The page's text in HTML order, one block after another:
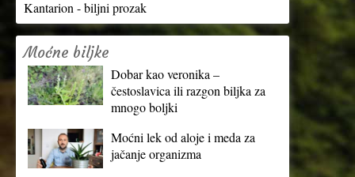
Kantarion - biljni prozak
Moćne biljke
Dobar kao veronika –
čestoslavica ili razgon biljka za
mnogo boljki
Moćni lek od aloje i meda za
jačanje organizma